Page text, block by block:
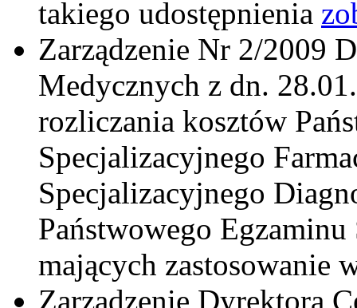
takiego udostępnienia
Zarządzenie Nr 2/2009
Medycznych z dn.
rozliczania kosztów
Specjalizacyjnego
Specjalizacyjnego
Państwowego
mających zastosowanie
Zarządzenie Dyrektora